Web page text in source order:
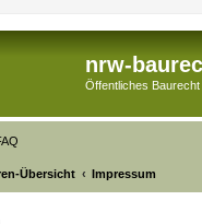
nrw-
Öffentliches
Übersicht Impressum